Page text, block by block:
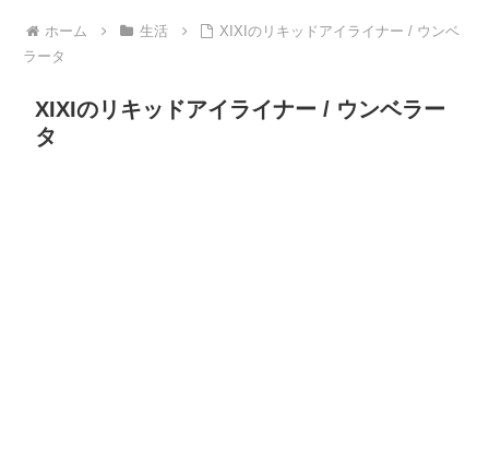
ホーム 生活
XIXIのリキッドアイライナー / ウンベ
ラータ
XIXIのリキッドアイライナー / ウンベラー
タ